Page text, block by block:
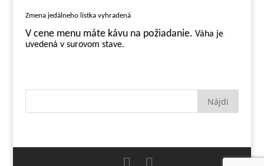
Zmena jedálneho lístka vyhradená
V cene menu máte kávu na požiadanie. Váha je
uvedená v surovom stave.